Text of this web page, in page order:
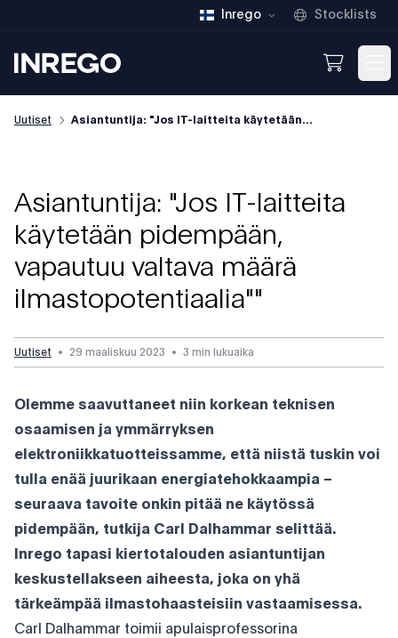
Inrego Stocklists
Inrego
Open
Uutiset Asiantuntija: "Jos IT-laitteita käytetään...
Asiantuntija: "Jos IT-laitteita
käytetään pidempään,
vapautuu valtava määrä
ilmastopotentiaalia""
Uutiset • 29 maaliskuu 2023 • 3 min lukuaika
Olemme saavuttaneet niin korkean teknisen
osaamisen ja ymmärryksen
elektroniikkatuotteissamme, että niistä tuskin voi
tulla enää juurikaan energiatehokkaampia –
seuraava tavoite onkin pitää ne käytössä
pidempään, tutkija Carl Dalhammar selittää.
Inrego tapasi kiertotalouden asiantuntijan
keskustellakseen aiheesta, joka on yhä
tärkeämpää ilmastohaasteisiin vastaamisessa.
Carl Dalhammar toimii apulaisprofessorina